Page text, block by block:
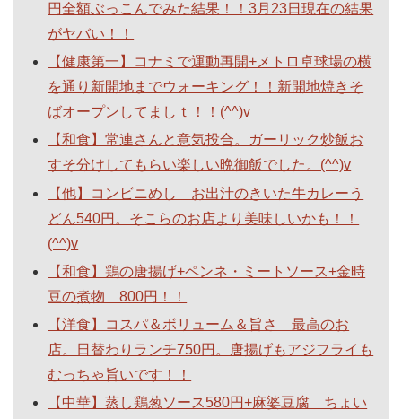
円全額ぶっこんでみた結果！！3月23日現在の結果
がヤバい！！
【健康第一】コナミで運動再開+メトロ卓球場の横
を通り新開地までウォーキング！！新開地焼きそ
ばオープンしてましｔ！！(^^)v
【和食】常連さんと意気投合。ガーリック炒飯お
すそ分けしてもらい楽しい晩御飯でした。(^^)v
【他】コンビニめし お出汁のきいた牛カレーう
どん540円。そこらのお店より美味しいかも！！
(^^)v
【和食】鶏の唐揚げ+ペンネ・ミートソース+金時
豆の煮物 800円！！
【洋食】コスパ＆ボリューム＆旨さ 最高のお
店。日替わりランチ750円。唐揚げもアジフライも
むっちゃ旨いです！！
【中華】蒸し鶏葱ソース580円+麻婆豆腐 ちょい